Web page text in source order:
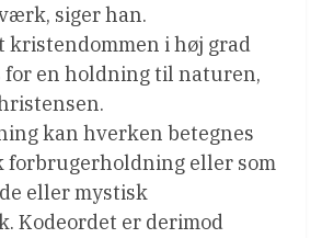
siger han.
kristendommen i høj grad
for en holdning til naturen,
kan hverken betegnes
forbrugerholdning eller som
eller mystisk
Kodeordet er derimod